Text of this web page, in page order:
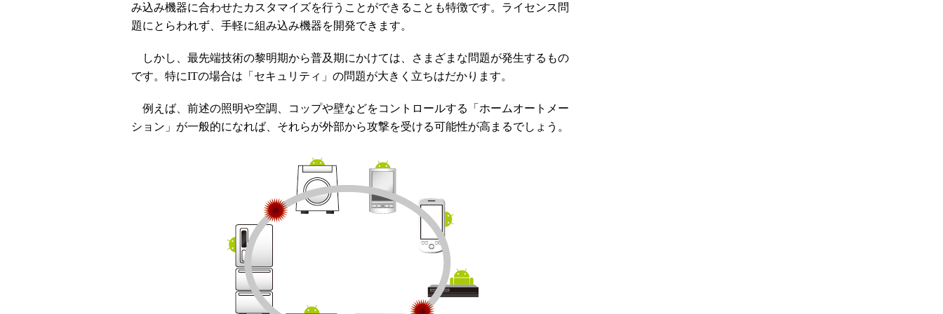
み込み機器に合わせたカスタマイズを行うことができることも特徴です。ライセンス問
題にとらわれず、手軽に組み込み機器を開発できます。
しかし、最先端技術の黎明期から普及期にかけては、さまざまな問題が発生するもの
です。特にITの場合は「セキュリティ」の問題が大きく立ちはだかります。
例えば、前述の照明や空調、コップや壁などをコントロールする「ホームオートメー
ション」が一般的になれば、それらが外部から攻撃を受ける可能性が高まるでしょう。